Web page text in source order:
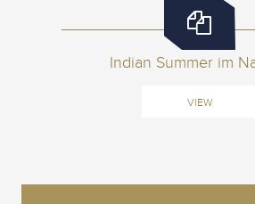
Indian Summer im
VIEW